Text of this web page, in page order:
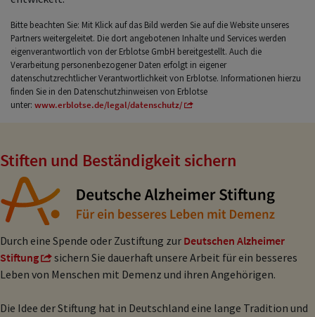
Bitte beachten Sie: Mit Klick auf das Bild werden Sie auf die Website unseres
Partners weitergeleitet. Die dort angebotenen Inhalte und Services werden
eigenverantwortlich von der Erblotse GmbH bereitgestellt. Auch die
Verarbeitung personenbezogener Daten erfolgt in eigener
datenschutzrechtlicher Verantwortlichkeit von Erblotse. Informationen hierzu
finden Sie in den Datenschutzhinweisen von Erblotse
unter: www.erblotse.de/legal/datenschutz/
Stiften und Beständigkeit sichern
Durch eine Spende oder Zustiftung zur Deutschen Alzheimer
Stiftung
sichern Sie dauerhaft unsere Arbeit für ein besseres
Leben von Menschen mit Demenz und ihren Angehörigen.
Die Idee der Stiftung hat in Deutschland eine lange Tradition und